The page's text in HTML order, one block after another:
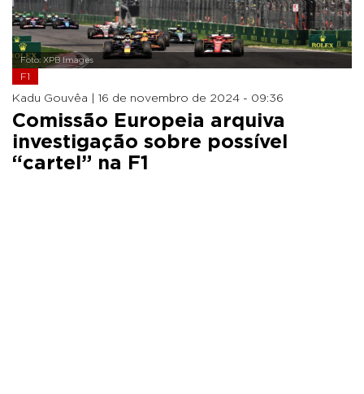
Foto: XPB Images
F1
Kadu Gouvêa | 16 de novembro de 2024 - 09:36
Comissão Europeia arquiva
investigação sobre possível
“cartel” na F1